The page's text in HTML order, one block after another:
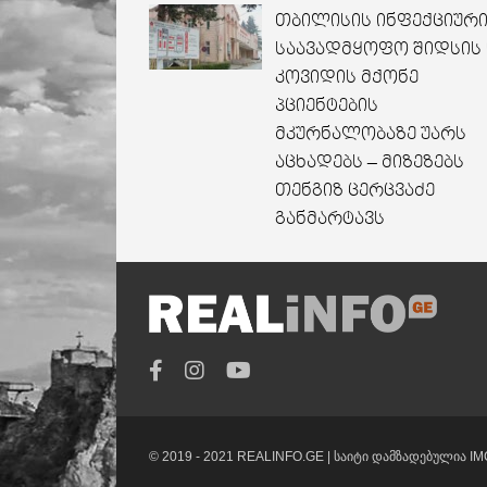
თბილისის ინფექციური
საავადმყოფო შიდსის
კოვიდის მქონე
პციენტების
მკურნალობაზე უარს
აცხადებს – მიზეზებს
თენგიზ ცერცვაძე
განმარტავს
© 2019 - 2021 REALINFO.GE | საიტი დამზადებულია